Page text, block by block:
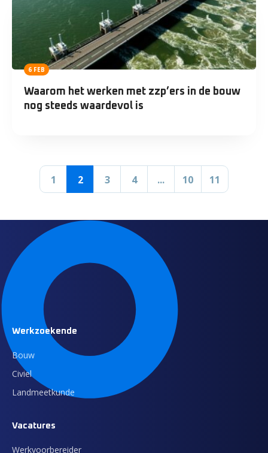
6 FEB
Waarom het werken met zzp’ers in de bouw
nog steeds waardevol is
1 2 3 4 ... 10 11
Werkzoekende
Bouw
Civiel
Landmeetkunde
Vacatures
Werkvoorbereider